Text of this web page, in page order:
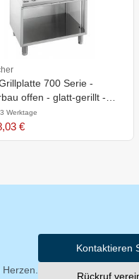
700 Serie -
offen - glatt-gerillt -
900mm
Werktage
€
Kontaktieren
Rückruf